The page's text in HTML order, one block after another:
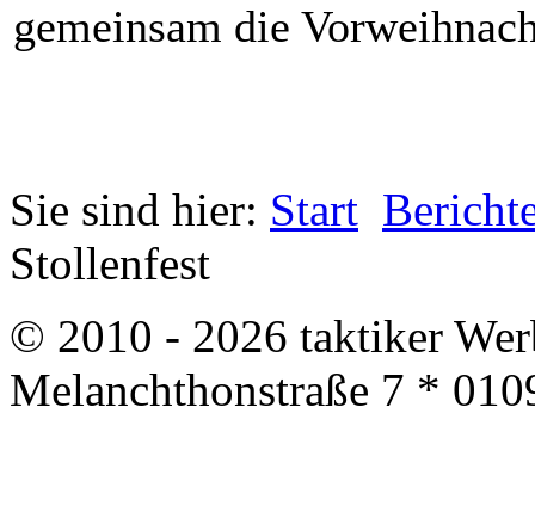
gemeinsam die
Sie sind hier: Start
Stollenfest
© 2010 - 2026 taktiker
Melanchthonstraße 7 *